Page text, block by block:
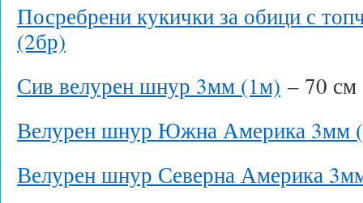
Посребрени кукички за обици с
(2бр)
Сив велурен шнур 3мм (1м) – 70 см
Велурен шнур Южна Америка 3мм
Велурен шнур Северна Америка